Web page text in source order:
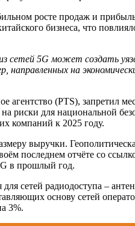
росте продаж и
бизнеса, что
сетей 5G может создать
на
(PTS), запретил
на риски для национальной
компаний к 2025 году.
выручки.
последнем отчёте со
в прошлый год.
сетей радиодоступа –
основу сетей
3%.